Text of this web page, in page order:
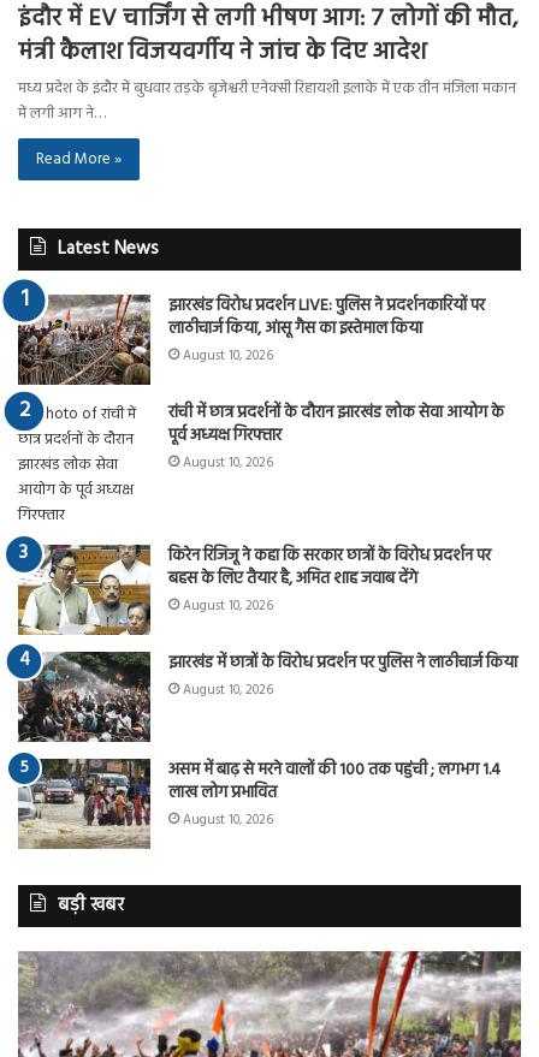
इंदौर में EV चार्जिंग से लगी भीषण आग: 7 लोगों की मौत,
मंत्री कैलाश विजयवर्गीय ने जांच के दिए आदेश
मध्य प्रदेश के इंदौर में बुधवार तड़के बृजेश्वरी एनेक्सी रिहायशी इलाके में एक तीन मंजिला मकान
में लगी आग ने…
Read More »
Latest News
झारखंड विरोध प्रदर्शन LIVE: पुलिस ने प्रदर्शनकारियों पर
लाठीचार्ज किया, आंसू गैस का इस्तेमाल किया
August 10, 2026
रांची में छात्र प्रदर्शनों के दौरान झारखंड लोक सेवा आयोग के
पूर्व अध्यक्ष गिरफ्तार
August 10, 2026
किरेन रिजिजू ने कहा कि सरकार छात्रों के विरोध प्रदर्शन पर
बहस के लिए तैयार है, अमित शाह जवाब देंगे
August 10, 2026
झारखंड में छात्रों के विरोध प्रदर्शन पर पुलिस ने लाठीचार्ज किया
August 10, 2026
असम में बाढ़ से मरने वालों की 100 तक पहुंची ; लगभग 1.4
लाख लोग प्रभावित
August 10, 2026
बड़ी खबर